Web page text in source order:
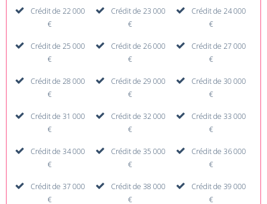
Crédit de 22 000
€
Crédit de 23 000
€
Crédit de 24 000
€
Crédit de 25 000
€
Crédit de 26 000
€
Crédit de 27 000
€
Crédit de 28 000
€
Crédit de 29 000
€
Crédit de 30 000
€
Crédit de 31 000
€
Crédit de 32 000
€
Crédit de 33 000
€
Crédit de 34 000
€
Crédit de 35 000
€
Crédit de 36 000
€
Crédit de 37 000
€
Crédit de 38 000
€
Crédit de 39 000
€